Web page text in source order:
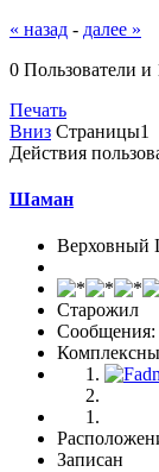
« назад - далее »
0 Пользователи и
Печать
Вниз Страницы1
Действия
Шаман
Верховный
Старожил
Сообщения:
Записан